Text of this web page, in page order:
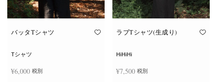
ま ま
オ
バッタTシャツ
Tシャツ
¥6,000 税別
ラブTシャツ(生成り)
HiHiHi
¥7,500 税別